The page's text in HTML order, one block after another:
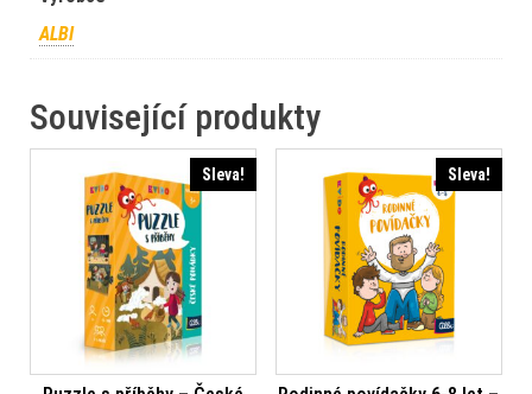
ALBI
Související produkty
Sleva! Sleva!